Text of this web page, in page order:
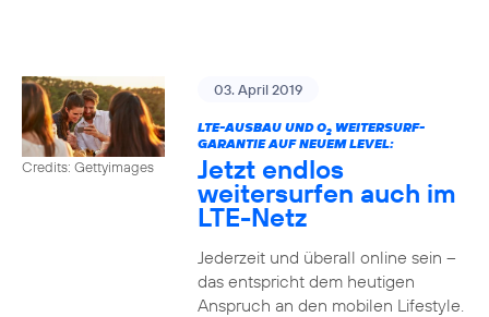
Credits: Gettyimages
03. April 2019
LTE-AUSBAU UND O2WEITERSURF-
GARANTIE AUF NEUEM LEVEL:
Jetzt endlos
weitersurfen auch im
LTE-Netz
Jederzeit und überall online sein –
das entspricht dem heutigen
Anspruch an den mobilen Lifestyle.